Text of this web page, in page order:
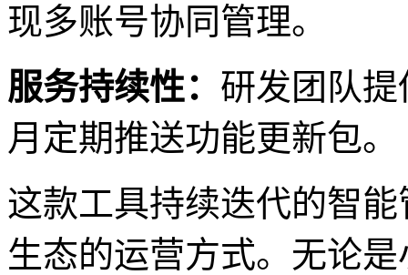
现多账号协同管理。
服务持续性： 研发团队
月定期推送功能更新包。
这款工具持续迭代的智
生态的运营方式。无论